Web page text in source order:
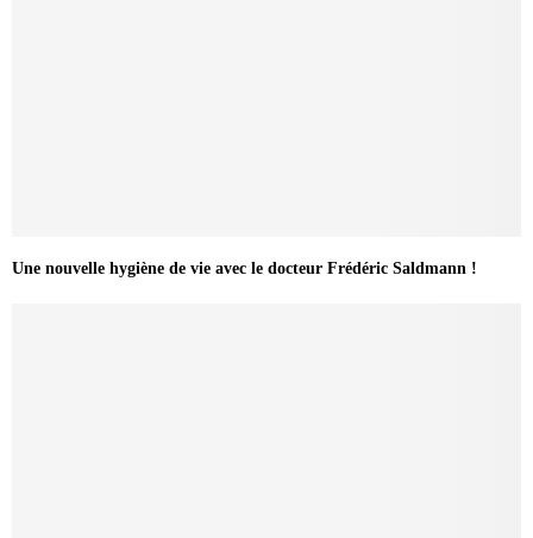
Une nouvelle hygiène de vie avec le docteur Frédéric Saldmann !